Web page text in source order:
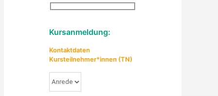
Kursanmeldung:
Kontaktdaten
Kursteilnehmer*innen (TN)